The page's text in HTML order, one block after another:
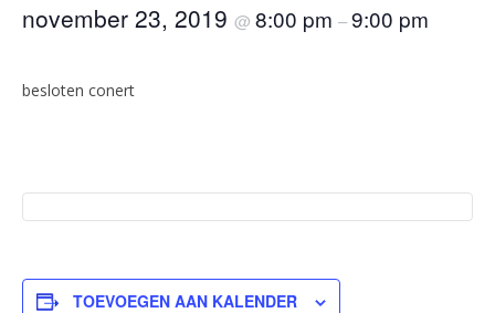
november 23, 2019 @ 8:00 pm –9:00 pm
besloten conert
TOEVOEGEN AAN KALENDER